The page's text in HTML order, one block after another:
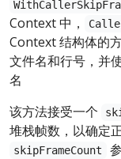
Context 中，
Context 结构体的
文件名和行号，并
名
该方法接受一个
堆栈帧数，以确定
skipFrameCount